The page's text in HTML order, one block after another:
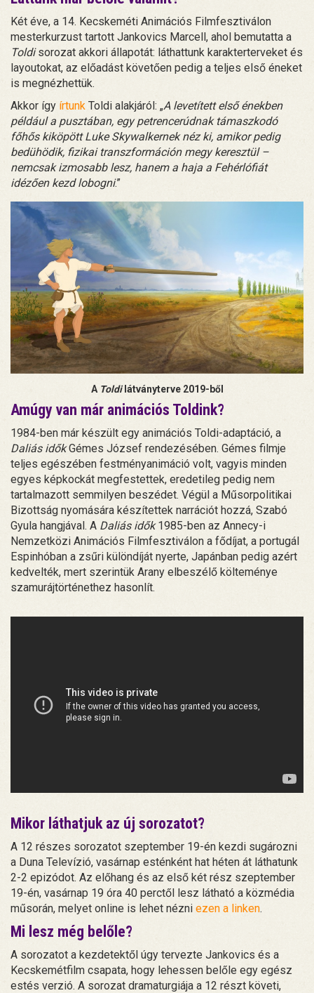
Két éve, a 14. Kecskeméti Animációs Filmfesztiválon
mesterkurzust tartott Jankovics Marcell, ahol bemutatta a
Toldisorozat akkori állapotát: láthattunk karakterterveket és
layoutokat, az előadást követően pedig a teljes első éneket
is megnézhettük.
Akkor így írtunk Toldi alakjáról: „A levetített első énekben
például a pusztában, egy petrencerúdnak támaszkodó
főhős kiköpött Luke Skywalkernek néz ki, amikor pedig
bedühödik, fizikai transzformáción megy keresztül –
nemcsak izmosabb lesz, hanem a haja a Fehérlófiát
idézően kezd lobogni.”
A Toldilátványterve 2019-ből
Amúgy van már animációs Toldink?
1984-ben már készült egy animációs Toldi-adaptáció, a
Daliás időkGémes József rendezésében. Gémes filmje
teljes egészében festményanimáció volt, vagyis minden
egyes képkockát megfestettek, eredetileg pedig nem
tartalmazott semmilyen beszédet. Végül a Műsorpolitikai
Bizottság nyomására készítettek narrációt hozzá, Szabó
Gyula hangjával. A Daliás idők1985-ben az Annecy-i
Nemzetközi Animációs Filmfesztiválon a fődíjat, a portugál
Espinhóban a zsűri különdíját nyerte, Japánban pedig azért
kedvelték, mert szerintük Arany elbeszélő költeménye
szamurájtörténethez hasonlít.
Mikor láthatjuk az új sorozatot?
A 12 részes sorozatot szeptember 19-én kezdi sugározni
a Duna Televízió, vasárnap esténként hat héten át láthatunk
2-2 epizódot. Az előhang és az első két rész szeptember
19-én, vasárnap 19 óra 40 perctől lesz látható a közmédia
műsorán, melyet online is lehet nézni ezen a linken.
Mi lesz még belőle?
A sorozatot a kezdetektől úgy tervezte Jankovics és a
Kecskemétfilm csapata, hogy lehessen belőle egy egész
estés verzió. A sorozat dramaturgiája a 12 részt követi,